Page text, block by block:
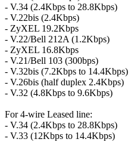
- V.34 (2.4Kbps to 28.8Kbps)
- V.22bis (2.4Kbps)
- ZyXEL 19.2Kbps
- V.22/Bell 212A (1.2Kbps)
- ZyXEL 16.8Kbps
- V.21/Bell 103 (300bps)
- V.32bis (7.2Kbps to 14.4Kbps)
- V.26bis (half duplex 2.4Kbps)
- V.32 (4.8Kbps to 9.6Kbps)
For 4-wire Leased line:
- V.34 (2.4Kbps to 28.8Kbps)
- V.33 (12Kbps to 14.4Kbps)